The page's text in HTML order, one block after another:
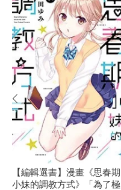
【編輯選書】漫畫《思春期
小妹的調教方式》「為了極